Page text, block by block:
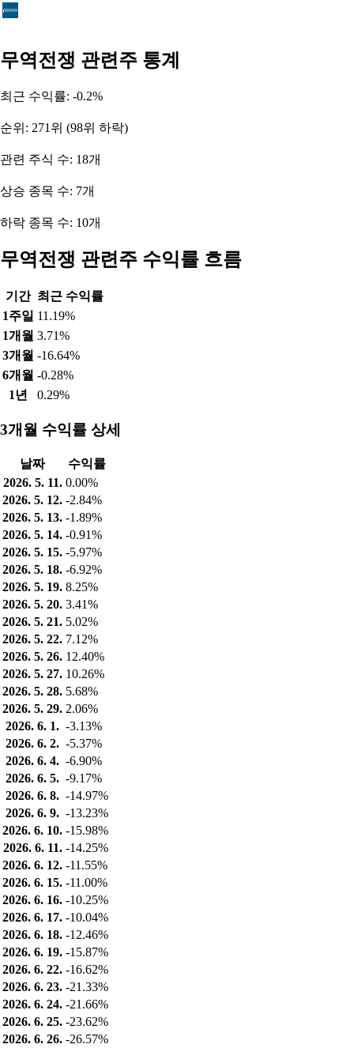
무역전쟁 관련주 통계
최근 수익률: -0.2%
순위: 271위 (98위 하락)
관련 주식 수: 18개
상승 종목 수: 7개
하락 종목 수: 10개
무역전쟁 관련주 수익률 흐름
기간 최근 수익률
1주일 11.19%
1개월 3.71%
3개월 -16.64%
6개월 -0.28%
1년
0.29%
3개월 수익률 상세
날짜
수익률
2026. 5. 11. 0.00%
2026. 5. 12. -2.84%
2026. 5. 13. -1.89%
2026. 5. 14. -0.91%
2026. 5. 15. -5.97%
2026. 5. 18. -6.92%
2026. 5. 19. 8.25%
2026. 5. 20. 3.41%
2026. 5. 21. 5.02%
2026. 5. 22. 7.12%
2026. 5. 26. 12.40%
2026. 5. 27. 10.26%
2026. 5. 28. 5.68%
2026. 5. 29. 2.06%
2026. 6. 1. -3.13%
2026. 6. 2. -5.37%
2026. 6. 4. -6.90%
2026. 6. 5. -9.17%
2026. 6. 8. -14.97%
2026. 6. 9. -13.23%
2026. 6. 10. -15.98%
2026. 6. 11. -14.25%
2026. 6. 12. -11.55%
2026. 6. 15. -11.00%
2026. 6. 16. -10.25%
2026. 6. 17. -10.04%
2026. 6. 18. -12.46%
2026. 6. 19. -15.87%
2026. 6. 22. -16.62%
2026. 6. 23. -21.33%
2026. 6. 24. -21.66%
2026. 6. 25. -23.62%
2026. 6. 26. -26.57%